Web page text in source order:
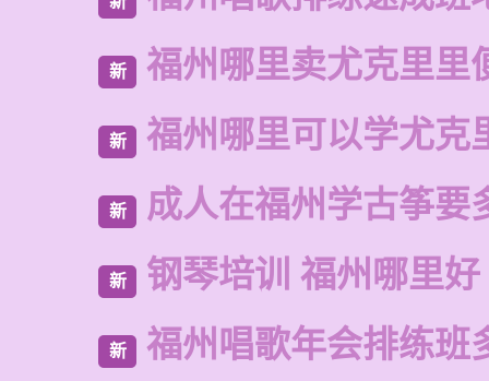
新 福州哪里卖尤克里里
新 福州哪里可以学尤克
新 成人在福州学古筝要
新 钢琴培训 福州哪里好
新 福州唱歌年会排练班